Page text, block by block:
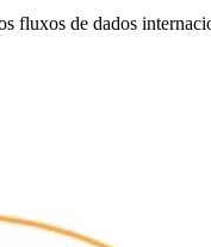
de dados